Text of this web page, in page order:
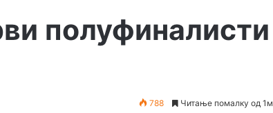
полуфиналисти
788 Читање помалку од 1м